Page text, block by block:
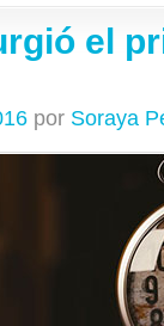
el
por Soraya